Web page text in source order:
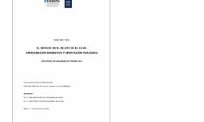
All of DSpace
Statistics